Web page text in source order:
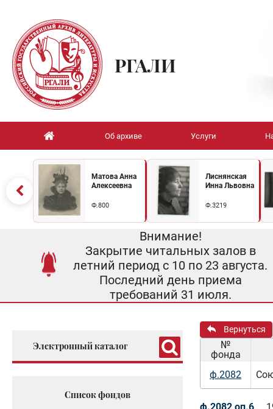
РГАЛИ
Об архиве Услуги
Матова Анна
Алексеевна
Ф.800
Лиснянская
Инна Львовна
Ф.3219
Внимание!
Закрытие читальных залов в
летний период с 10 по 23 августа.
Последний день приема
требований 31 июля.
Электронный каталог
Список фондов
Вернуться
№
фонда
ф.2082